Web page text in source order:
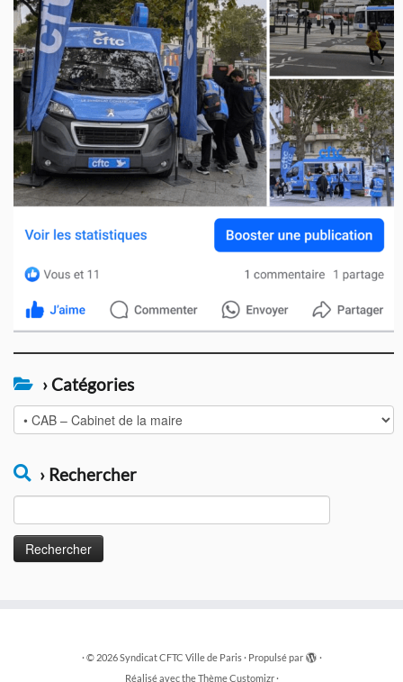
› Catégories
Catégories
› Rechercher
·© 2026Syndicat CFTC Ville de Paris · Propulsé par
·
Réalisé avec theThème Customizr·